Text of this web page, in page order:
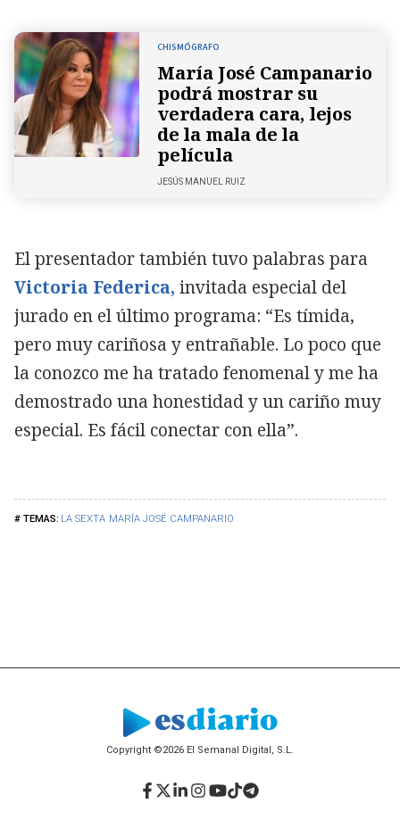
LA SEXTA MARÍA JOSÉ CAMPANARIO
CHISMÓGRAFO
María José Campanario
podrá mostrar su
verdadera cara, lejos
de la mala de la
película
JESÚS MANUEL RUIZ
El presentador también tuvo palabras para
Victoria Federica, invitada especial del
jurado en el último programa: “Es tímida,
pero muy cariñosa y entrañable. Lo poco que
la conozco me ha tratado fenomenal y me ha
demostrado una honestidad y un cariño muy
especial. Es fácil conectar con ella”.
Copyright ©2026 El Semanal Digital, S.L.
Facebook
Twitter
LinkedIn
Instagram
YouTube
TikTok
Telegram